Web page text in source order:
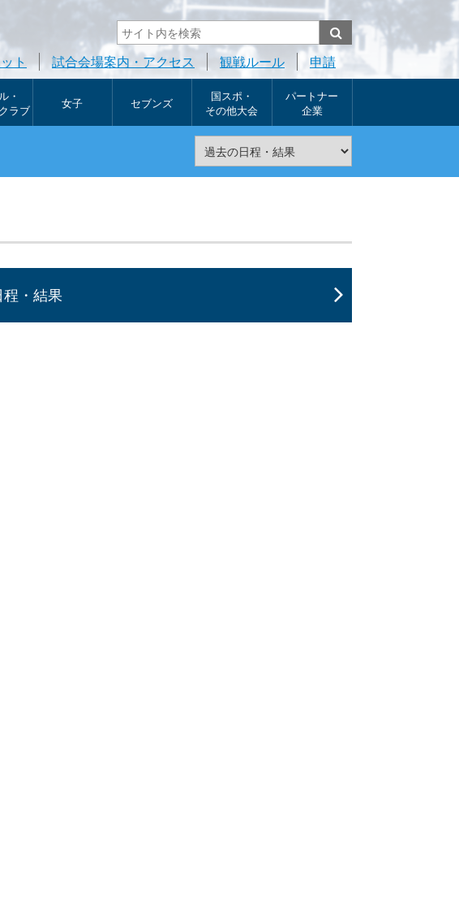
ト 試合会場案内・アクセス 観戦ルール 申請
・
ラブ
女子 セブンズ
国スポ・
その他大会
パートナー
企業
程・結果